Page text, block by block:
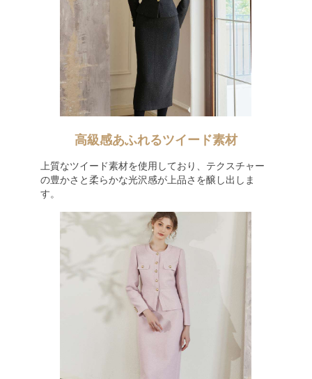
高級感あふれるツイード素材
上質なツイード素材を使用しており、テクスチャー
の豊かさと柔らかな光沢感が上品さを醸し出しま
す。